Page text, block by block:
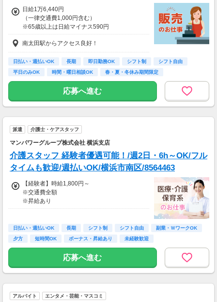
合あり（応相談）
日給1万6,440円
（一律交通費1,000円含む）
※65歳以上は日給マイナス590円
※70歳以上は日給マイナス2,370円
---
■交通誘導2級以上の資格をお持ちの方は
日給1万6,440円
※65歳以上は日給マイナス590円
※70歳以上は日給マイナス1,190円
★交通誘導2級（以上）として従事した場合
■65歳～69歳迄では他の年代と同じ現場でも
安全面・体力面の考慮により比較的低負荷の業
70歳以降では低負荷業務や季節により
相談の上短時間勤務をすることもあるため
＜月収例＞
月収32万8,800円可能
（日給1万6,440円×月20日勤務）
南太田駅からアクセス良好！
日払い・週払いOK 長期 即日勤務OK シフト制
シフト自由
平日のみOK
時間・曜日相談OK
春・夏・冬休み期間限定
副業・ＷワークOK
応募へ進む
派遣 介護士・ケアスタッフ
マンパワーグループ株式会社 横浜支店
介護スタッフ 経験者優遇可能！/週2日・6h～OK/フル
タイムも歓迎/週払いOK/横浜市南区/8564463
【経験者】時給1,800円～
※交通費全額
※昇給あり
◎日勤／経験者の場合
・日収(1,800*8)円（時給1,800円×8h）
※資格手当あり（時給50円～UP/資格の種類に
日払い・週払いOK 長期 シフト制 シフト自由
副業・ＷワークOK
夕方
短時間OK ボーナス・昇給あり 未経験歓迎
応募へ進む
アルバイト エンタメ・芸能・マスコミ